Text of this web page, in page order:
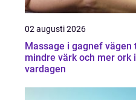
02 augusti 2026
Massage i gagnef vägen till
mindre värk och mer ork i
vardagen